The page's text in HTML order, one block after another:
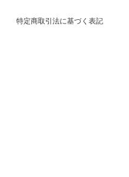
特定商取引法に基づく表記